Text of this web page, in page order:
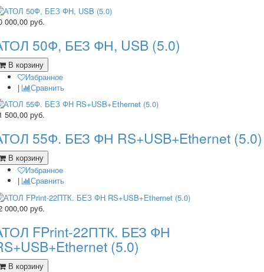
000,00 руб.
50Ф, БЕЗ ФН, USB (5.0)
В корзину
Избранное
|
Сравнить
500,00 руб.
55Ф. БЕЗ ФН RS+USB+Ethernet (5.0)
В корзину
Избранное
|
Сравнить
000,00 руб.
FPrint-22ПТК. БЕЗ ФН
(5.0)
В корзину